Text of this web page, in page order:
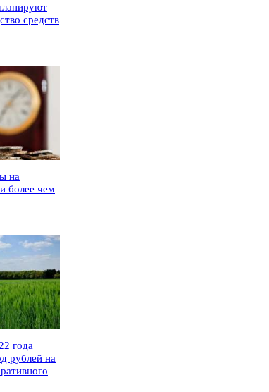
средств
на
более чем
года
рублей на